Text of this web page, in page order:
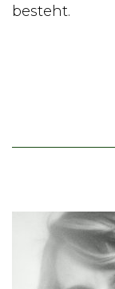
besteht.